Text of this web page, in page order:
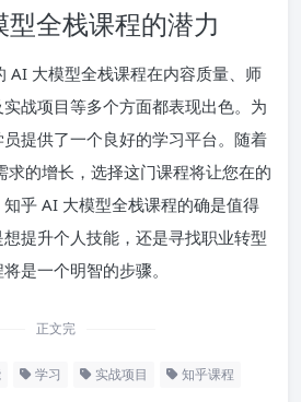
型全栈课程的潜力
AI 大模型全栈课程在内容质量、师
战项目等多个方面都表现出色。为
提供了一个良好的学习平台。随着
求的增长，选择这门课程将让您在的
乎 AI 大模型全栈课程的确是值得
提升个人技能，还是寻找职业转型
是一个明智的步骤。
正文完
学习 实战项目 知乎课程